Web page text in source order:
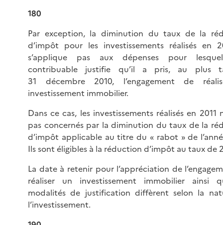
180
Par exception, la diminution du taux de la
d’impôt pour les investissements réalisés en
s’applique pas aux dépenses pour
contribuable justifie qu’il a pris, au plus
31 décembre 2010, l’engagement de
investissement immobilier.
Dans ce cas, les investissements réalisés en 2011
pas concernés par la diminution du taux de la
d’impôt applicable au titre du « rabot » de
Ils sont éligibles à la réduction d’impôt au taux de
La date à retenir pour l’appréciation de
réaliser un investissement immobilier ainsi
modalités de justification diffèrent selon la
l’investissement.